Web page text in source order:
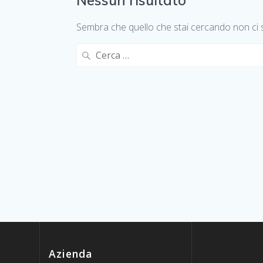
Sembra che quello che stai cercando non ci
Ricerca
Azienda